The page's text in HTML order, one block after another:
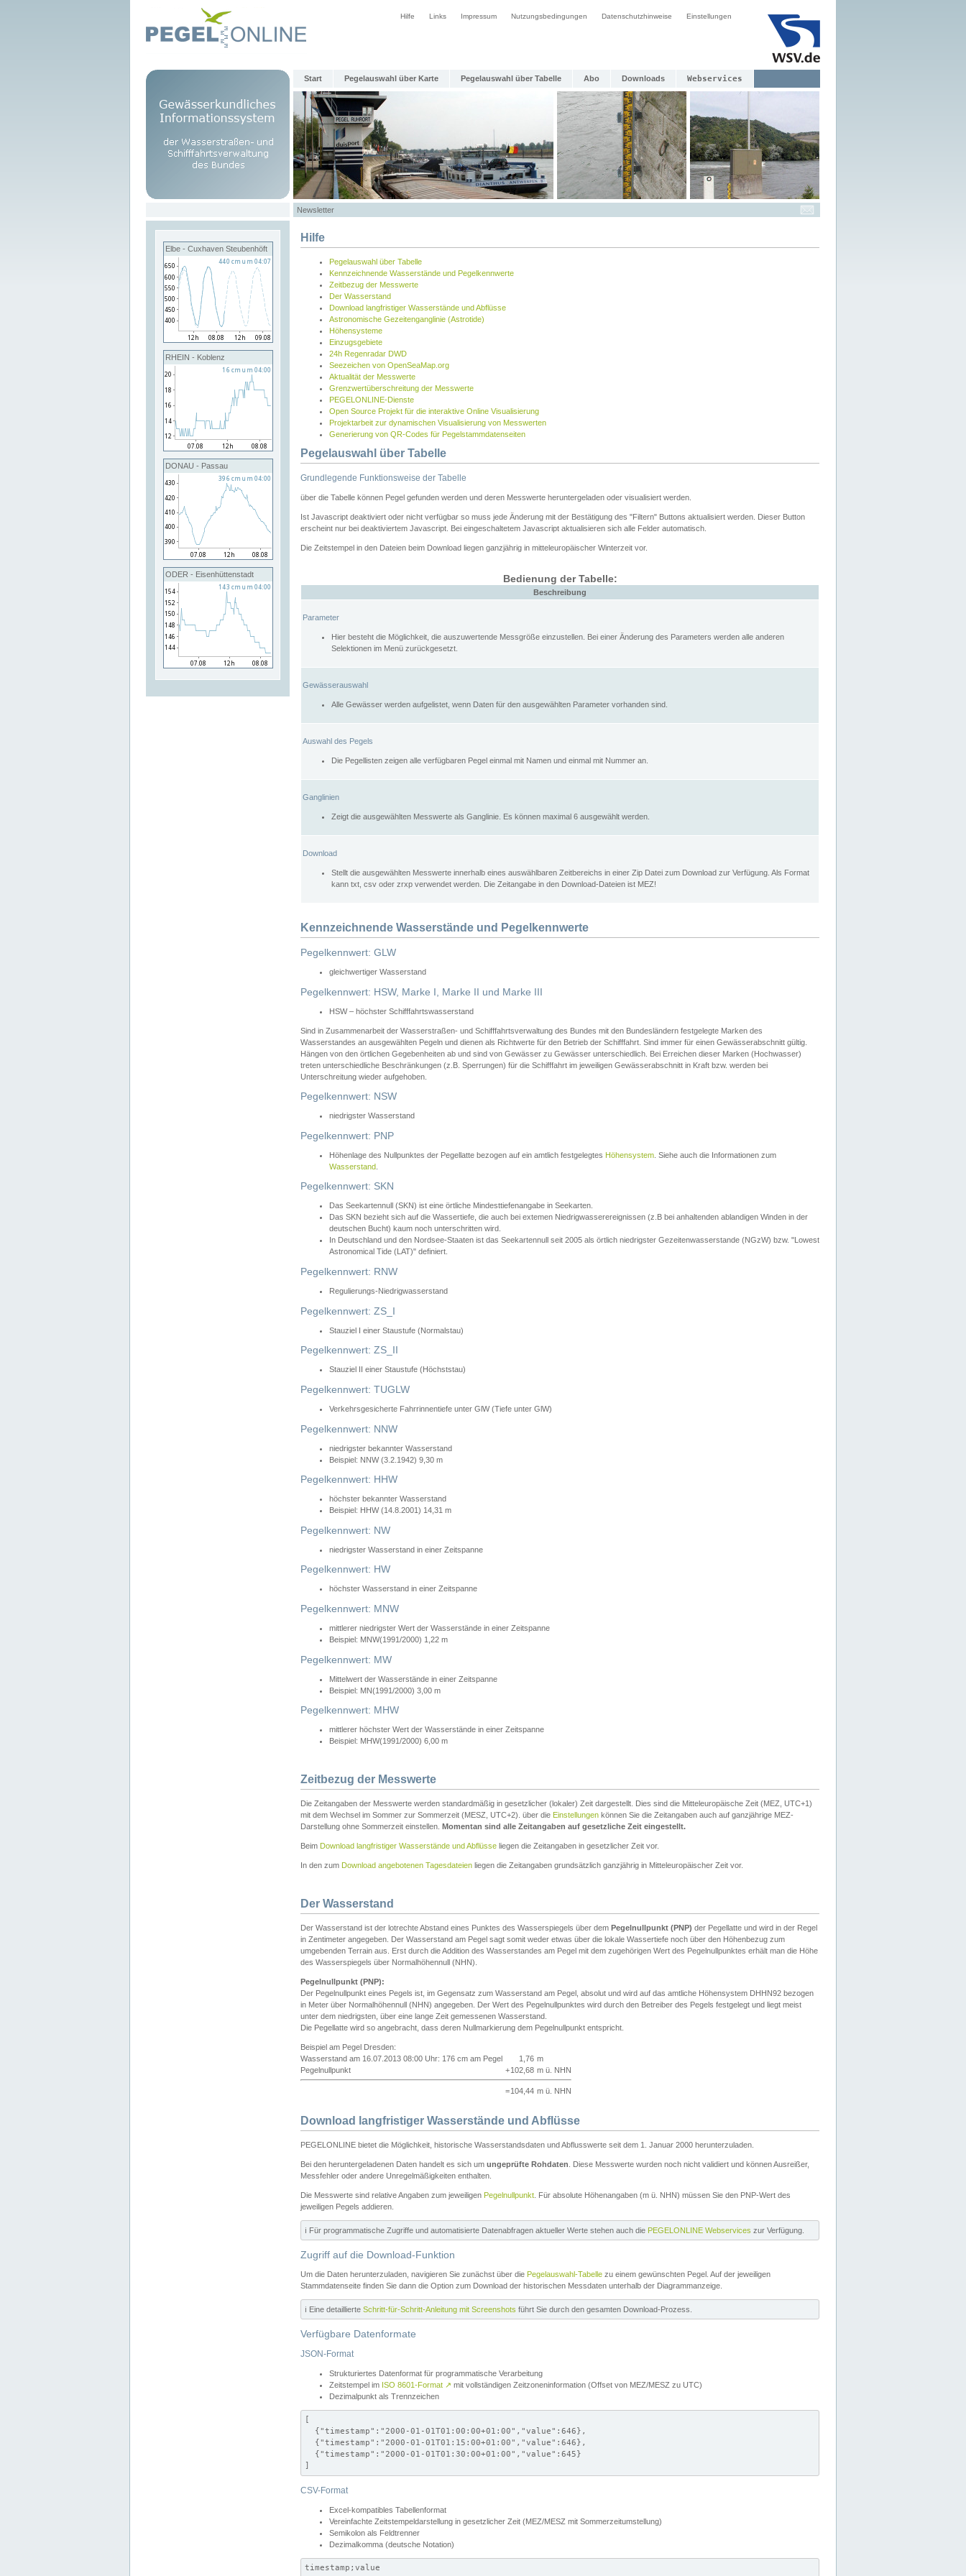
Hilfe Links Impressum Nutzungsbedingungen Datenschutzhinweise Einstellungen
Start Pegelauswahl über Karte Pegelauswahl über Tabelle Abo Downloads Webservices
Newsletter
Elbe - Cuxhaven Steubenhöft
RHEIN - Koblenz
DONAU - Passau
ODER - Eisenhüttenstadt
Hilfe
Pegelauswahl über Tabelle
Kennzeichnende Wasserstände und Pegelkennwerte
Zeitbezug der Messwerte
Der Wasserstand
Download langfristiger Wasserstände und Abflüsse
Astronomische Gezeitenganglinie (Astrotide)
Höhensysteme
Einzugsgebiete
24h Regenradar DWD
Seezeichen von OpenSeaMap.org
Aktualität der Messwerte
Grenzwertüberschreitung der Messwerte
PEGELONLINE-Dienste
Open Source Projekt für die interaktive Online Visualisierung
Projektarbeit zur dynamischen Visualisierung von Messwerten
Generierung von QR-Codes für Pegelstammdatenseiten
Pegelauswahl über Tabelle
Grundlegende Funktionsweise der Tabelle
über die Tabelle können Pegel gefunden werden und deren Messwerte heruntergeladen oder visualisiert werden.
Ist Javascript deaktiviert oder nicht verfügbar so muss jede Änderung mit der Bestätigung des "Filtern" Buttons aktualisiert werden. Dieser Button
erscheint nur bei deaktiviertem Javascript. Bei eingeschaltetem Javascript aktualisieren sich alle Felder automatisch.
Die Zeitstempel in den Dateien beim Download liegen ganzjährig in mitteleuropäischer Winterzeit vor.
Bedienung der Tabelle:
Beschreibung
Parameter
Hier besteht die Möglichkeit, die auszuwertende Messgröße einzustellen. Bei einer Änderung des Parameters werden alle anderen
Selektionen im Menü zurückgesetzt.
Gewässerauswahl
Alle Gewässer werden aufgelistet, wenn Daten für den ausgewählten Parameter vorhanden sind.
Auswahl des Pegels
Die Pegellisten zeigen alle verfügbaren Pegel einmal mit Namen und einmal mit Nummer an.
Ganglinien
Zeigt die ausgewählten Messwerte als Ganglinie. Es können maximal 6 ausgewählt werden.
Download
Stellt die ausgewählten Messwerte innerhalb eines auswählbaren Zeitbereichs in einer Zip Datei zum Download zur Verfügung. Als Format
kann txt, csv oder zrxp verwendet werden. Die Zeitangabe in den Download-Dateien ist MEZ!
Kennzeichnende Wasserstände und Pegelkennwerte
Pegelkennwert: GLW
gleichwertiger Wasserstand
Pegelkennwert: HSW, Marke I, Marke II und Marke III
HSW – höchster Schifffahrtswasserstand
Sind in Zusammenarbeit der Wasserstraßen- und Schifffahrtsverwaltung des Bundes mit den Bundesländern festgelegte Marken des
Wasserstandes an ausgewählten Pegeln und dienen als Richtwerte für den Betrieb der Schifffahrt. Sind immer für einen Gewässerabschnitt gültig.
Hängen von den örtlichen Gegebenheiten ab und sind von Gewässer zu Gewässer unterschiedlich. Bei Erreichen dieser Marken (Hochwasser)
treten unterschiedliche Beschränkungen (z.B. Sperrungen) für die Schifffahrt im jeweiligen Gewässerabschnitt in Kraft bzw. werden bei
Unterschreitung wieder aufgehoben.
Pegelkennwert: NSW
niedrigster Wasserstand
Pegelkennwert: PNP
Höhenlage des Nullpunktes der Pegellatte bezogen auf ein amtlich festgelegtes Höhensystem . Siehe auch die Informationen zum
Wasserstand
Pegelkennwert: SKN
Das Seekartennull (SKN) ist eine örtliche Mindesttiefenangabe in Seekarten.
Das SKN bezieht sich auf die Wassertiefe, die auch bei extemen Niedrigwasserereignissen (z.B bei anhaltenden ablandigen Winden in der
deutschen Bucht) kaum noch unterschritten wird.
In Deutschland und den Nordsee-Staaten ist das Seekartennull seit 2005 als örtlich niedrigster Gezeitenwasserstande (NGzW) bzw. "Lowest
Astronomical Tide (LAT)" definiert.
Pegelkennwert: RNW
Regulierungs-Niedrigwasserstand
Pegelkennwert: ZS_I
Stauziel I einer Staustufe (Normalstau)
Pegelkennwert: ZS_II
Stauziel II einer Staustufe (Höchststau)
Pegelkennwert: TUGLW
Verkehrsgesicherte Fahrrinnentiefe unter GlW (Tiefe unter GlW)
Pegelkennwert: NNW
niedrigster bekannter Wasserstand
Beispiel: NNW (3.2.1942) 9,30 m
Pegelkennwert: HHW
höchster bekannter Wasserstand
Beispiel: HHW (14.8.2001) 14,31 m
Pegelkennwert: NW
niedrigster Wasserstand in einer Zeitspanne
Pegelkennwert: HW
höchster Wasserstand in einer Zeitspanne
Pegelkennwert: MNW
mittlerer niedrigster Wert der Wasserstände in einer Zeitspanne
Beispiel: MNW(1991/2000) 1,22 m
Pegelkennwert: MW
Mittelwert der Wasserstände in einer Zeitspanne
Beispiel: MN(1991/2000) 3,00 m
Pegelkennwert: MHW
mittlerer höchster Wert der Wasserstände in einer Zeitspanne
Beispiel: MHW(1991/2000) 6,00 m
Zeitbezug der Messwerte
Die Zeitangaben der Messwerte werden standardmäßig in gesetzlicher (lokaler) Zeit dargestellt. Dies sind die Mitteleuropäische Zeit (MEZ, UTC+1)
mit dem Wechsel im Sommer zur Sommerzeit (MESZ, UTC+2). über die Einstellungen können Sie die Zeitangaben auch auf ganzjährige MEZ-
Darstellung ohne Sommerzeit einstellen. Momentan sind alle Zeitangaben auf gesetzliche Zeit eingestellt.
Beim Download langfristiger Wasserstände und Abflüsse liegen die Zeitangaben in gesetzlicher Zeit vor.
In den zum Download angebotenen Tagesdateien liegen die Zeitangaben grundsätzlich ganzjährig in Mitteleuropäischer Zeit vor.
Der Wasserstand
Der Wasserstand ist der lotrechte Abstand eines Punktes des Wasserspiegels über dem Pegelnullpunkt (PNP) der Pegellatte und wird in der Regel
in Zentimeter angegeben. Der Wasserstand am Pegel sagt somit weder etwas über die lokale Wassertiefe noch über den Höhenbezug zum
umgebenden Terrain aus. Erst durch die Addition des Wasserstandes am Pegel mit dem zugehörigen Wert des Pegelnullpunktes erhält man die Höhe
des Wasserspiegels über Normalhöhennull (NHN).
Pegelnullpunkt (PNP):
Der Pegelnullpunkt eines Pegels ist, im Gegensatz zum Wasserstand am Pegel, absolut und wird auf das amtliche Höhensystem DHHN92 bezogen
in Meter über Normalhöhennull (NHN) angegeben. Der Wert des Pegelnullpunktes wird durch den Betreiber des Pegels festgelegt und liegt meist
unter dem niedrigsten, über eine lange Zeit gemessenen Wasserstand.
Die Pegellatte wird so angebracht, dass deren Nullmarkierung dem Pegelnullpunkt entspricht.
Beispiel am Pegel Dresden:
Wasserstand am 16.07.2013 08:00 Uhr: 176 cm am Pegel
1,76 m
Pegelnullpunkt
+102,68 m ü. NHN
=104,44 m ü. NHN
Download langfristiger Wasserstände und Abflüsse
PEGELONLINE bietet die Möglichkeit, historische Wasserstandsdaten und Abflusswerte seit dem 1. Januar 2000 herunterzuladen.
Bei den heruntergeladenen Daten handelt es sich um ungeprüfte Rohdaten . Diese Messwerte wurden noch nicht validiert und können Ausreißer,
Messfehler oder andere Unregelmäßigkeiten enthalten.
Die Messwerte sind relative Angaben zum jeweiligen Pegelnullpunkt . Für absolute Höhenangaben (m ü. NHN) müssen Sie den PNP-Wert des
jeweiligen Pegels addieren.
ℹ️ Für programmatische Zugriffe und automatisierte Datenabfragen aktueller Werte stehen auch die PEGELONLINE Webservices zur Verfügung.
Zugriff auf die Download-Funktion
Um die Daten herunterzuladen, navigieren Sie zunächst über die Pegelauswahl-Tabelle zu einem gewünschten Pegel. Auf der jeweiligen
Stammdatenseite finden Sie dann die Option zum Download der historischen Messdaten unterhalb der Diagrammanzeige.
ℹ️ Eine detaillierte Schritt-für-Schritt-Anleitung mit Screenshots führt Sie durch den gesamten Download-Prozess.
Verfügbare Datenformate
JSON-Format
Strukturiertes Datenformat für programmatische Verarbeitung
Zeitstempel im ISO 8601-Format ↗ mit vollständigen Zeitzoneninformation (Offset von MEZ/MESZ zu UTC)
Dezimalpunkt als Trennzeichen
[
  {"timestamp":"2000-01-01T01:00:00+01:00","value":646},
  {"timestamp":"2000-01-01T01:15:00+01:00","value":646},
  {"timestamp":"2000-01-01T01:30:00+01:00","value":645}
]
CSV-Format
Excel-kompatibles Tabellenformat
Vereinfachte Zeitstempeldarstellung in gesetzlicher Zeit (MEZ/MESZ mit Sommerzeitumstellung)
Semikolon als Feldtrenner
Dezimalkomma (deutsche Notation)
timestamp;value